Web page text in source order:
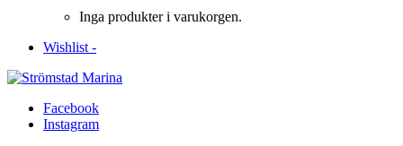
Inga produkter i varukorgen.
Wishlist -
Facebook
Instagram